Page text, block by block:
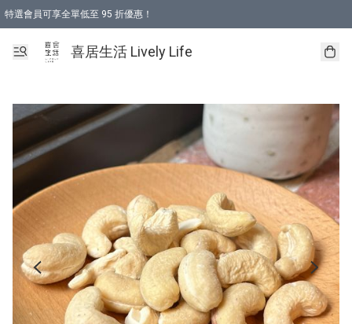
特選會員可享全單低至 95 折優惠！
購物折後滿$600免運費優惠 (減價貨品除外）
購物折後滿$320 即可免費於「順豐站」或「順豐智能櫃」自提點取貨 （冷凍食品
喜居生活 Lively Life